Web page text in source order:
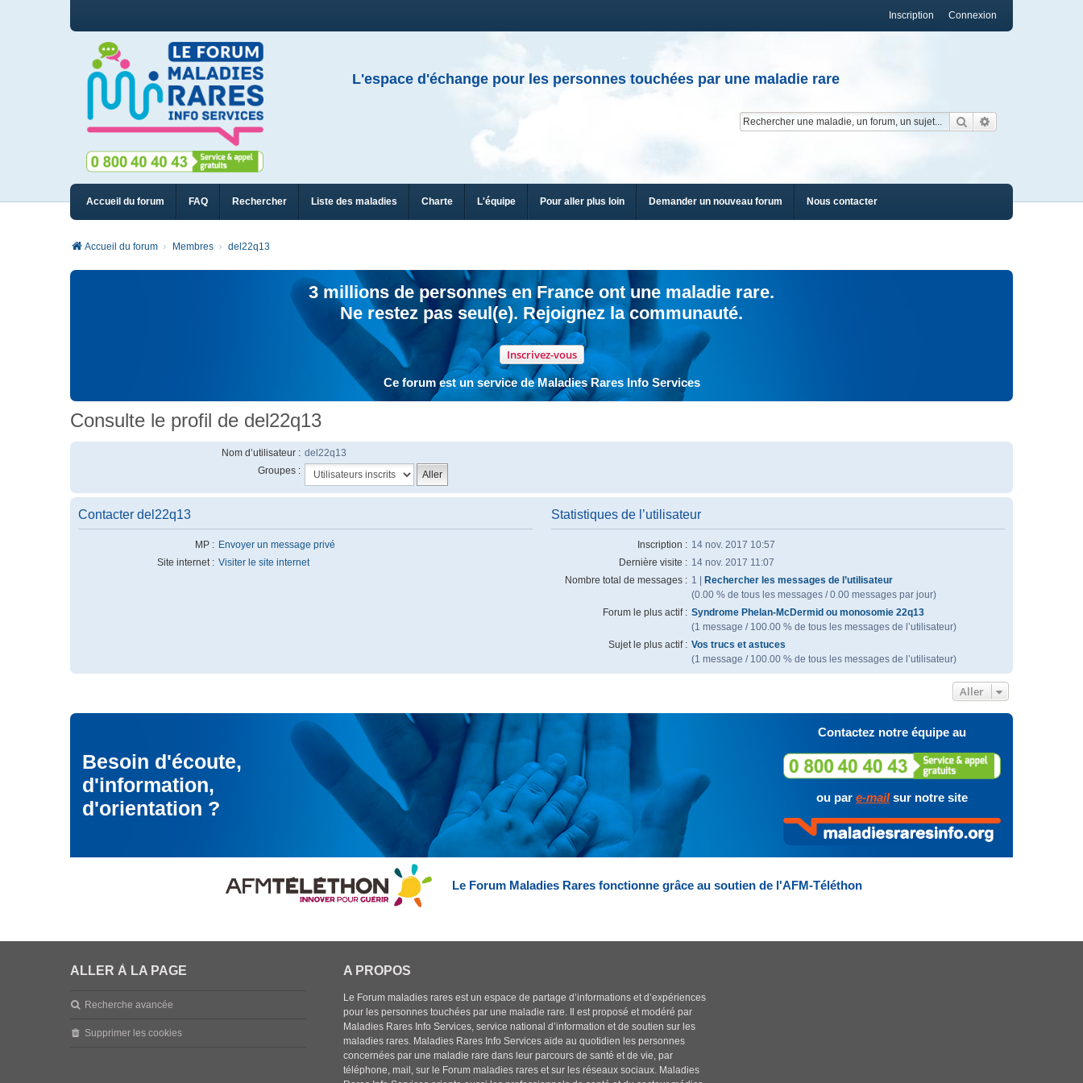
Connexion
Inscription
L'espace d'échange pour les personnes touchées par une maladie rare
Rechercher
Accueil du forum FAQ Rechercher Liste des maladies Charte L'équipe Pour aller plus loin Demander un nouveau forum Nous contacter
Accueil du forum Membres del22q13
3 millions de personnes en France ont une maladie rare.
Ne restez pas seul(e). Rejoignez la communauté.
Inscrivez-vous
Ce forum est un service de Maladies Rares Info Services
Consulte le profil de del22q13
Nom d’utilisateur : del22q13
Groupes :
Contacter del22q13
MP : Envoyer un message privé
Site internet : Visiter le site internet
Statistiques de l’utilisateur
Inscription : 14 nov. 2017 10:57
Dernière visite : 14 nov. 2017 11:07
Nombre total de messages : 1 |
Rechercher les messages de l’utilisateur
(0.00 % de tous les messages / 0.00 messages par jour)
Forum le plus actif : Syndrome Phelan-McDermid ou monosomie 22q13
(1 message / 100.00 % de tous les messages de l’utilisateur)
Sujet le plus actif : Vos trucs et astuces
(1 message / 100.00 % de tous les messages de l’utilisateur)
Aller
Besoin d'écoute,
d'information,
d'orientation ?
Contactez notre équipe au
ou par e-mailsur notre site
Le Forum Maladies Rares fonctionne grâce au soutien de l'AFM-Téléthon
ALLER À LA PAGE
Recherche avancée
Supprimer les cookies
A PROPOS
Le Forum maladies rares est un espace de partage d’informations et d’expériences
pour les personnes touchées par une maladie rare. Il est proposé et modéré par
Maladies Rares Info Services, service national d’information et de soutien sur les
maladies rares. Maladies Rares Info Services aide au quotidien les personnes
concernées par une maladie rare dans leur parcours de santé et de vie, par
téléphone, mail, sur le Forum maladies rares et sur les réseaux sociaux. Maladies